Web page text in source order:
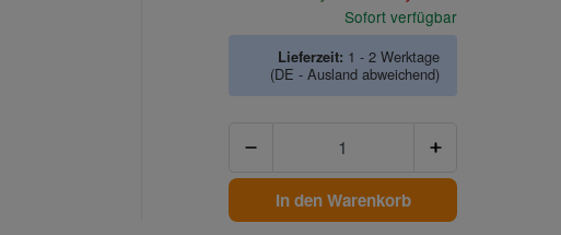
Sofort verfügbar
Lieferzeit: 1 - 2 Werktage
(DE - Ausland abweichend)
In den Warenkorb